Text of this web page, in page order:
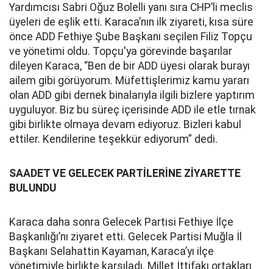
Yardımcısı Sabri Oğuz Bolelli yanı sıra CHP’li meclis
üyeleri de eşlik etti. Karaca’nın ilk ziyareti, kısa süre
önce ADD Fethiye Şube Başkanı seçilen Filiz Topçu
ve yönetimi oldu. Topçu'ya görevinde başarılar
dileyen Karaca, “Ben de bir ADD üyesi olarak burayı
ailem gibi görüyorum. Müfettişlerimiz kamu yararı
olan ADD gibi dernek binalarıyla ilgili bizlere yaptırım
uyguluyor. Biz bu süreç içerisinde ADD ile etle tırnak
gibi birlikte olmaya devam ediyoruz. Bizleri kabul
ettiler. Kendilerine teşekkür ediyorum” dedi.
SAADET VE GELECEK PARTİLERİNE ZİYARETTE
BULUNDU
Karaca daha sonra Gelecek Partisi Fethiye İlçe
Başkanlığı’nı ziyaret etti. Gelecek Partisi Muğla İl
Başkanı Selahattin Kayaman, Karaca’yı ilçe
yönetimiyle birlikte karşıladı. Millet İttifakı ortakları